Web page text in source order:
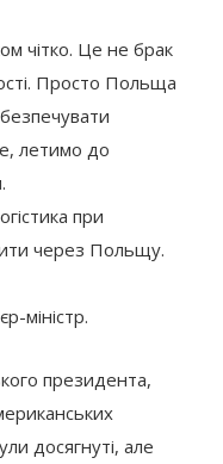
чітко. Це не брак
Просто Польща
летимо до
при
через Польщу.
міністр.
президента,
досягнуті, але